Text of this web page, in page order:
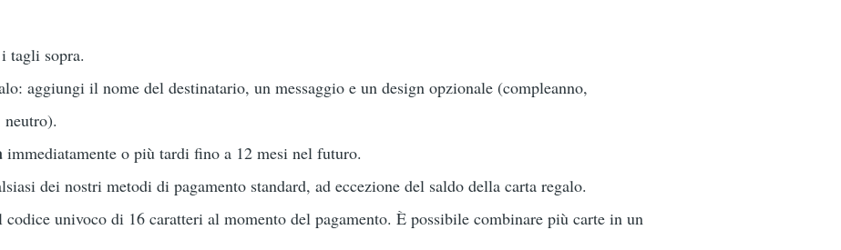
tagli sopra.
aggiungi il nome del destinatario, un messaggio e un design opzionale (compleanno,
immediatamente o più tardi fino a 12 mesi nel futuro.
dei nostri metodi di pagamento standard, ad eccezione del saldo della carta regalo.
codice univoco di 16 caratteri al momento del pagamento. È possibile combinare più carte in un